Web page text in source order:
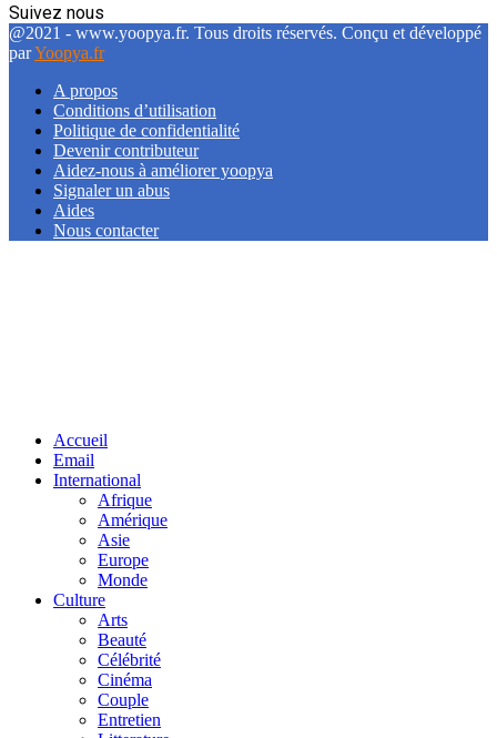
Suivez nous
Facebook
Twitter
Linkedin
@2021 - www.yoopya.fr. Tous droits réservés. Conçu et développé
parYoopya.fr
A propos
Conditions d’utilisation
Politique de confidentialité
Devenir contributeur
Aidez-nous à améliorer yoopya
Signaler un abus
Aides
Nous contacter
Accueil
Email
International
Afrique
Amérique
Asie
Europe
Monde
Culture
Arts
Beauté
Célébrité
Cinéma
Couple
Entretien